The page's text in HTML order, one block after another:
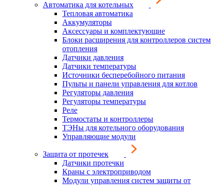
Автоматика для котельных
Тепловая автоматика
Аккумуляторы
Аксессуары и комплектующие
Блоки расширения для контроллеров систем
отопления
Датчики давления
Датчики температуры
Источники бесперебойного питания
Пульты и панели управления для котлов
Регуляторы давления
Регуляторы температуры
Реле
Термостаты и контроллеры
ТЭНы для котельного оборудования
Управляющие модули
Защита от протечек
Датчики протечки
Краны с электроприводом
Модули управления систем защиты от